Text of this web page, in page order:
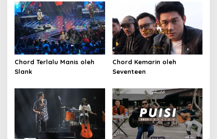
Chord Terlalu Manis oleh
Slank
Chord Kemarin oleh
Seventeen